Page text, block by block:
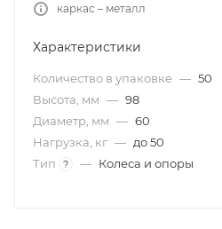
каркас – металл
Характеристики
Количество в упаковке — 50
Высота, мм — 98
Диаметр, мм — 60
Нагрузка, кг — до 50
Тип
? — Колеса и опоры